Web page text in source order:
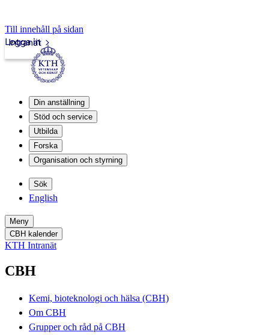
Till innehåll på sidan
Intranät
Logga in
Din anställning
Stöd och service
Utbilda
Forska
Organisation och styrning
Sök
English
Meny
CBH kalender
KTH Intranät
CBH
Kemi, bioteknologi och hälsa (CBH)
Om CBH
Grupper och råd på CBH